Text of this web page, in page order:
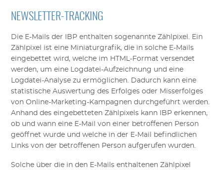
NEWSLETTER-TRACKING
Die E-Mails der IBP enthalten sogenannte Zählpixel. Ein
Zählpixel ist eine Miniaturgrafik, die in solche E-Mails
eingebettet wird, welche im HTML-Format versendet
werden, um eine Logdatei-Aufzeichnung und eine
Logdatei-Analyse zu ermöglichen. Dadurch kann eine
statistische Auswertung des Erfolges oder Misserfolges
von Online-Marketing-Kampagnen durchgeführt werden.
Anhand des eingebetteten Zählpixels kann
IBP erkennen,
ob und wann eine E-Mail von einer betroffenen Person
geöffnet wurde und welche in der E-Mail befindlichen
Links von der betroffenen Person aufgerufen wurden.
Solche über die in den E-Mails enthaltenen Zählpixel